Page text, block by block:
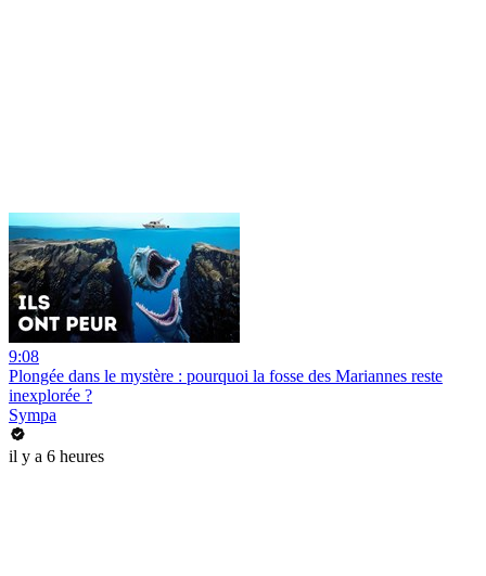
9:08
Plongée dans le mystère : pourquoi la fosse des Mariannes reste
inexplorée ?
Sympa
il y a 6 heures